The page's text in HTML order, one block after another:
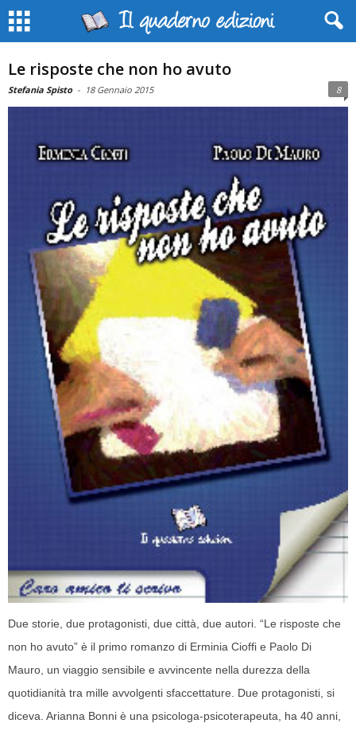
Le risposte che non ho avuto
Stefania Spisto - 18 Gennaio 2015 8
Due storie, due protagonisti, due città, due autori. “Le risposte che
non ho avuto” è il primo romanzo di Erminia Cioffi e Paolo Di
Mauro, un viaggio sensibile e avvincente nella durezza della
quotidianità tra mille avvolgenti sfaccettature. Due protagonisti, si
diceva. Arianna Bonni è una psicologa-psicoterapeuta, ha 40 anni,